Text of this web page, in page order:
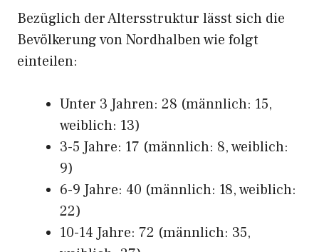
Bezüglich der Altersstruktur lässt sich die
Bevölkerung von Nordhalben wie folgt
einteilen:
Unter 3 Jahren: 28 (männlich: 15,
weiblich: 13)
3-5 Jahre: 17 (männlich: 8, weiblich:
9)
6-9 Jahre: 40 (männlich: 18, weiblich:
22)
10-14 Jahre: 72 (männlich: 35,